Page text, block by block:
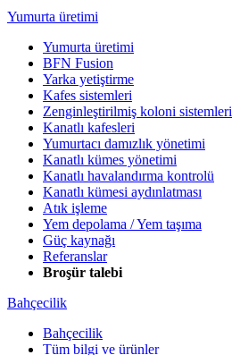
Yumurta üretimi
Yumurta üretimi
BFN Fusion
Yarka yetiştirme
Kafes sistemleri
Zenginleştirilmiş koloni sistemleri
Kanatlı kafesleri
Yumurtacı damızlık yönetimi
Kanatlı kümes yönetimi
Kanatlı havalandırma kontrolü
Kanatlı kümesi aydınlatması
Atık işleme
Yem depolama / Yem taşıma
Güç kaynağı
Referanslar
Broşür talebi
Bahçecilik
Bahçecilik
Tüm bilgi ve ürünler